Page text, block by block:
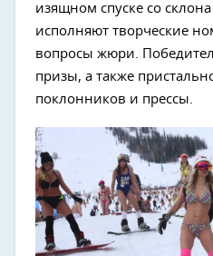
изящном спуске со
исполняют творческие
вопросы жюри.
призы, а также
поклонников и прессы.